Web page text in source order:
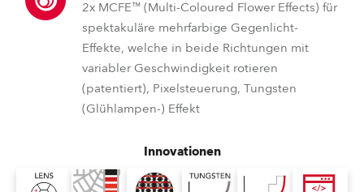
2x MCFE™ (Multi-Coloured Flower Effects) für
spektakuläre mehrfarbige Gegenlicht-
Effekte, welche in beide Richtungen mit
variabler Geschwindigkeit rotieren
(patentiert), Pixelsteuerung, Tungsten
(Glühlampen-) Effekt
Innovationen